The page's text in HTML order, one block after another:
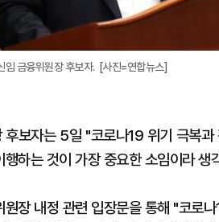
임 금융위원장 후보자. [사진=연합뉴스]
후보자는 5일 "코로나19 위기 극복
하는 것이 가장 중요한 소임이라 생
장 내정 관련 입장문을 통해 "코로